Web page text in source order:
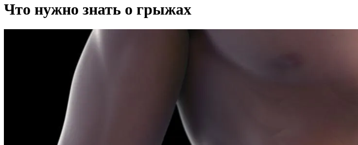
Что нужно знать о грыжах